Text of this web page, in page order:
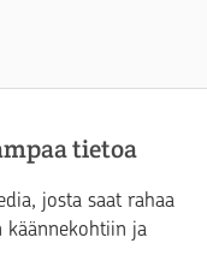
tietoa
josta saat rahaa
käännekohtiin ja